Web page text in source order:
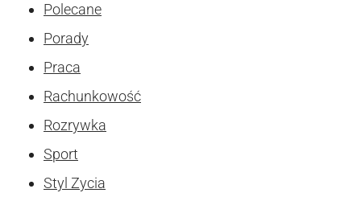
Polecane
Porady
Praca
Rachunkowość
Rozrywka
Sport
Styl Zycia